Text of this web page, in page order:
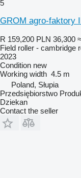
5
GROM agro-faktory
R 159,200 PLN 36,300
Field roller - cambridge
2023
Condition new
Working width 4.5 m
Poland, Słupia
Przedsiębiorstwo
Dziekan
Contact the seller